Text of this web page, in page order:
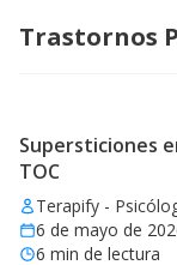
Trastornos
Supersticiones
TOC
Terapify -
6 de mayo de
6 min de lectura